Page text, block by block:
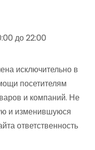
до 22:00
исключительно в
посетителям
и компаний. Не
и изменившуюся
ответственность